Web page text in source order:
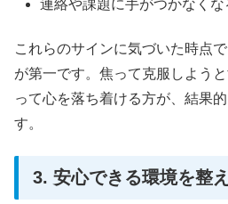
連絡や課題に手がつかなくな
これらのサインに気づいた時点で
が第一です。焦って克服しよう
って心を落ち着ける方が、結果
す。
3. 安心できる環境を整